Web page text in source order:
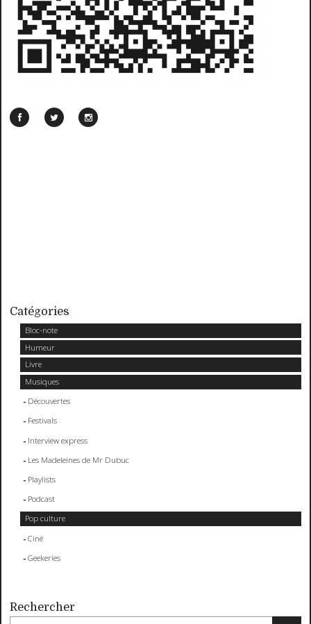
Catégories
Bloc-note
Humeur
Livre
Musiques
Découvertes
Festivals
Interview express
Les Madeleines de Mr Dubuc
Playlists
Podcast
Pop culture
Ciné
Geekeries
Rechercher